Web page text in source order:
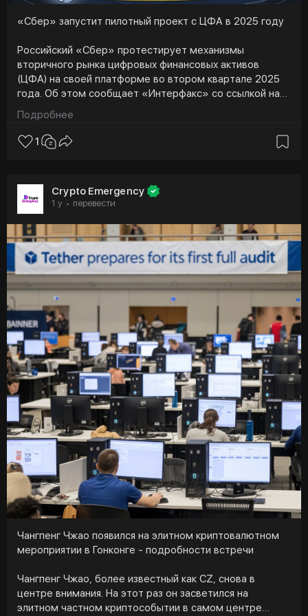
«Сбер» запустит пилотный проект с ЦФА в 2025 году
Российский «Сбер» протестирует механизмы
вторичного рынка цифровых финансовых активов
(ЦФА) на своей платформе во втором квартале 2025
года. Об этом сообщает «Интерфакс» со ссылкой на
заявление банка.
Пилотный проект будет опробован на ЦФА
инфраструктурного холдинга «Нацпроектстрой». По
продавать активы на платформе Сбербанка, что
откроет возможности для выхода и входа в
инвестиции, а также повысит ликвидность и
прозрачность рынка.
Холдинг «Нацпроектстрой» разместит два выпуска
ЦФА на общую сумму 2 млрд рублей. Активы позволят
инвесторам воспользоваться возможностью
досрочного погашения до окончания срока обращения.
Для неквалифицированных инвесторов выпуск будет
доступен с доходностью 24,25% годовых (срок
погашения - 12 месяцев). Для квалифицированных - по
ключевой ставке ЦБ РФ плюс 2,025% (срок - 24
месяца). Минимальный порог входа составляет 1000
рублей.
Продажа активов будет завершена 31 марта 2025
года. Чтобы приобрести ЦФА, необходимо открыть
счет в Сбербанке, войти на платформу, используя свой
Sber ID, зарегистрироваться, создать кошелек и
пополнить его.
Подробнее
1
Crypto Emergency
1 y · перевести
Чангпенг Чжао появился на элитном криптовалютном
мероприятии в Гонконге - подробности встречи
Чангпенг Чжао, более известный как CZ, снова в
центре внимания. На этот раз он засветился на
элитном частном криптособытии в самом центре